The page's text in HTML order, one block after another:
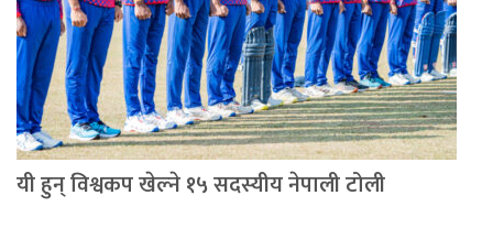
यी हुन् विश्वकप खेल्ने १५ सदस्यीय नेपाली टोली